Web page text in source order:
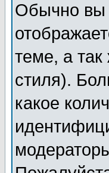
Обычно вы
теме, а
стиля).
какое